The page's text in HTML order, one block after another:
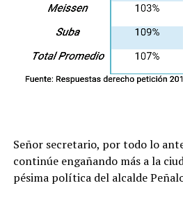
Señor secretario, por todo lo
continúe engañando más a la
pésima política del alcalde